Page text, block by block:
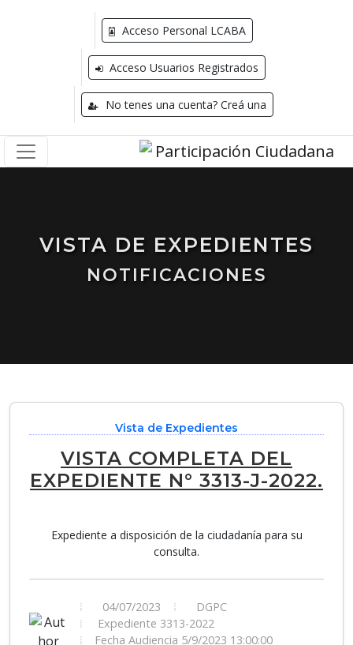
Acceso Personal LCABA
Acceso Usuarios Registrados
No tenes una cuenta? Creá una
VISTA DE EXPEDIENTES
NOTIFICACIONES
Vista de Expedientes
VISTA COMPLETA DEL
EXPEDIENTE N° 3313-J-2022.
Expediente a disposición de la ciudadanía para su
consulta.
04/07/2023
DGPC
Expediente 3313-2022
Fecha Audiencia 5/9/2023 13:00:00